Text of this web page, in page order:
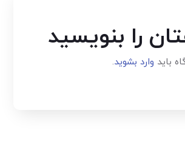
را بنویسید
باید وارد بشوید.